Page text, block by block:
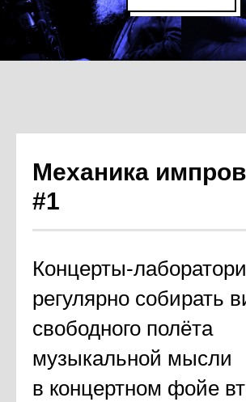
Механика
#1
Концерты-
регулярно собирать
свободного полёта
музыкальной мысли
в концертном фойе